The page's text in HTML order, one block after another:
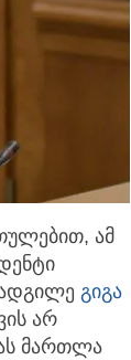
ამ
გიგა
არ
მართლა